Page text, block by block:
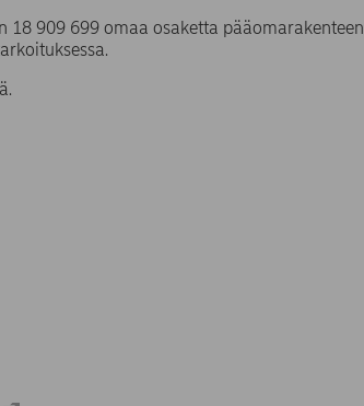
18 909 699 omaa osaketta pääomarakenteen